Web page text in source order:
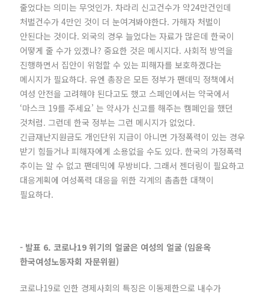
줄었다는 의미는 무엇인가. 차라리 신고건수가 약24만건인데
처벌건수가 4만인 것이 더 눈여겨봐야한다. 가해자 처벌이
안된다는 것이다. 외국의 경우 늘었다는 자료가 많은데 한국이
어떻게 줄 수가 있겠나? 중요한 것은 메시지다. 사회적 방역을
진행하면서 집안이 위험할 수 있는 피해자를 보호하겠다는
메시지가 필요하다. 유엔 총장은 모든 정부가 팬데믹 정책에서
여성 안전을 고려해야 된다고도 했고 스페인에서는 약국에서
‘마스크 19를 주세요’ 는 약사가 신고를 해주는 캠페인을 했던
것처럼. 그런데 한국 정부는 그런 메시지가 없었다.
긴급재난지원금도 개인단위 지급이 아니면 가정폭력이 있는 경우
받기 힘들거나 피해자에게 소용없을 수도 있다. 한국의 가정폭력
추이는 알 수 없고 팬데믹에 무방비다. 그래서 젠더링이 필요하고
대응계획에 여성폭력 대응을 위한 각계의 촘촘한 대책이
필요하다.
- 발표 6. 코로나19 위기의 얼굴은 여성의 얼굴 (임윤옥
한국여성노동자회 자문위원)
코로나19로 인한 경제사회의 특징은 이동제한으로 내수가